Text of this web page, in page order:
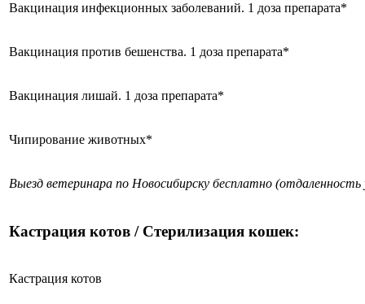
Вакцинация инфекционных заболеваний. 1 доза препарата*
Вакцинация против бешенства. 1 доза препарата*
Вакцинация лишай. 1 доза препарата*
Чипирование животных*
Выезд ветеринара по Новосибирску бесплатно
Кастрация котов / Стерилизация кошек:
Кастрация котов